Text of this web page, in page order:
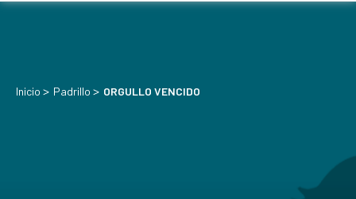
Inicio > Padrillo > ORGULLO VENCIDO